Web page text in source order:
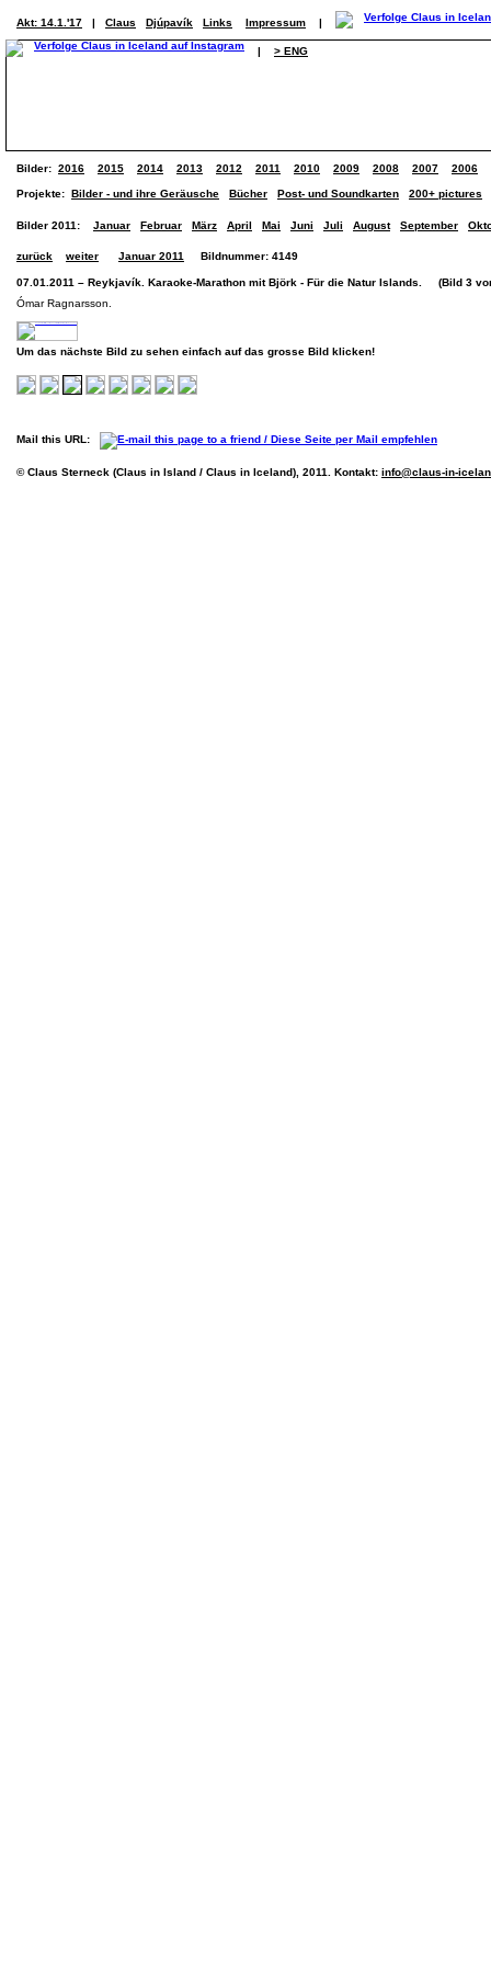
Akt: 14.1.'17 | Claus Djúpavík Links Impressum |
| > ENG
Bilder: 2016 2015 2014 2013 2012 2011 2010 2009 2008 2007 2006
Projekte: Bilder - und ihre Geräusche Bücher Post- und Soundkarten 200+ pictures
Bilder 2011: Januar Februar März April Mai Juni Juli August September
zurück weiter Januar 2011 Bildnummer: 4149
07.01.2011 – Reykjavík. Karaoke-Marathon mit Björk - Für die Natur Islands. (Bild 3
Ómar Ragnarsson.
Um das nächste Bild zu sehen einfach auf das grosse Bild klicken!
Mail this URL:
© Claus Sterneck (Claus in Island / Claus in Iceland), 2011. Kontakt: info@claus-in-